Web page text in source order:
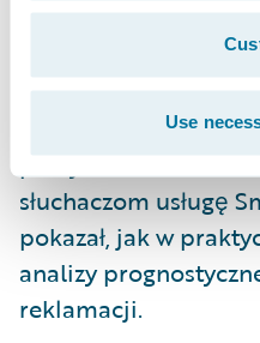
Use
prognostyczne
rozpatrywaniu
wykorzystanie może
optymalizację czasu,
pracy w firmie.
słuchaczom usługę
pokazał, jak w
analizy
reklamacji.